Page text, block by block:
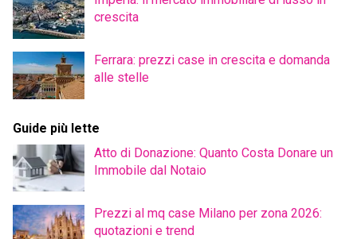
crescita
Ferrara: prezzi case in crescita e domanda
alle stelle
Guide più lette
Atto di Donazione: Quanto Costa Donare un
Immobile dal Notaio
Prezzi al mq case Milano per zona 2026:
quotazioni e trend